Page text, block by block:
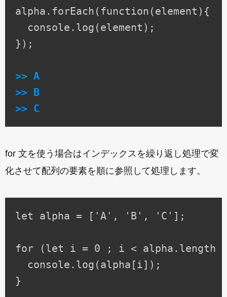
alpha.forEach(function(element){
  console.log(element);
});
>> A
>> B
>> C
for 文を使う場合はインデックスを繰り返し処理で変
化させて配列の要素を順に参照して処理します。
let alpha = ['A', 'B', 'C'];
for (let i = 0 ; i < alpha.length
  console.log(alpha[i]);
}